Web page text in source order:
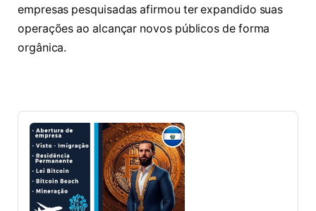
empresas pesquisadas afirmou ter expandido suas
operações ao alcançar novos públicos de forma
orgânica.